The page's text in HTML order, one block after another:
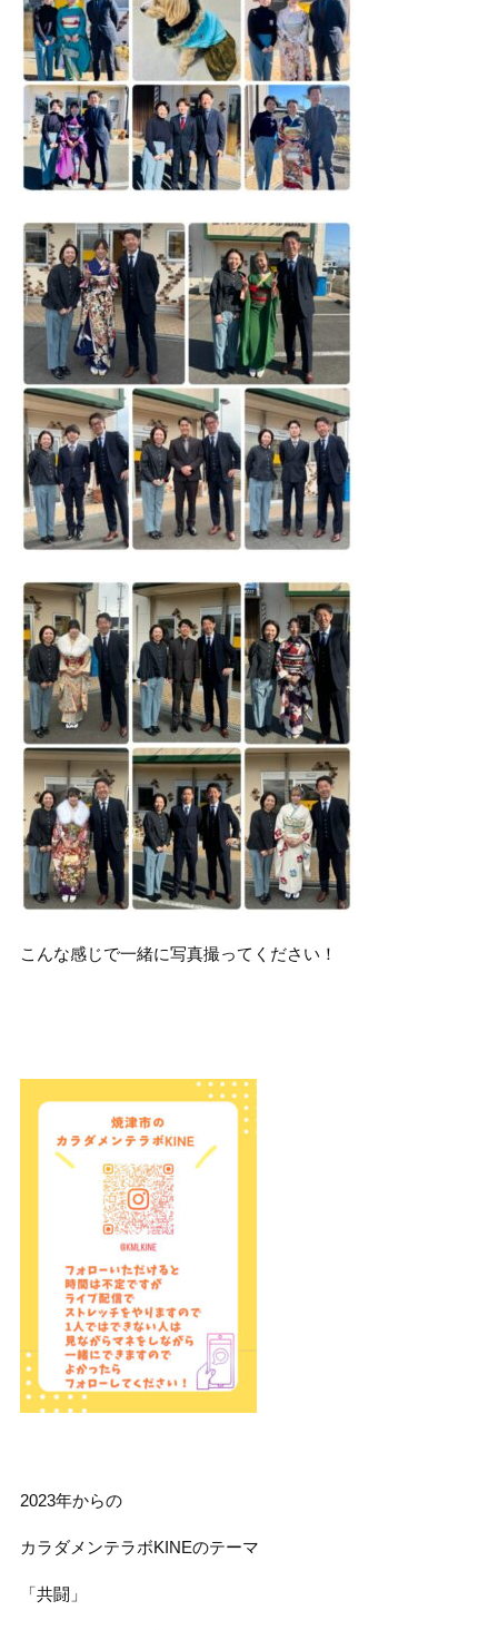
こんな感じで一緒に写真撮ってください！
2023年からの
カラダメンテラボKINEのテーマ
「共闘」